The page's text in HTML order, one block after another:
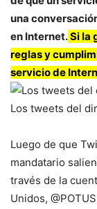
una
en Internet.Si la
reglas y
servicio de
Los tweets del
Luego de que
mandatario
través de la
Unidos,